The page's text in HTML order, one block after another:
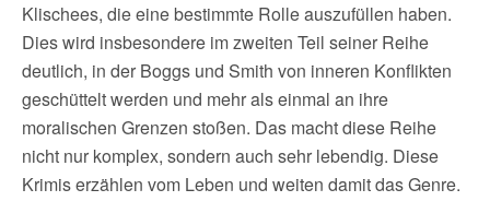
Klischees, die eine bestimmte Rolle auszufüllen haben.
Dies wird insbesondere im zweiten Teil seiner Reihe
deutlich, in der Boggs und Smith von inneren Konflikten
geschüttelt werden und mehr als einmal an ihre
moralischen Grenzen stoßen. Das macht diese Reihe
nicht nur komplex, sondern auch sehr lebendig. Diese
Krimis erzählen vom Leben und weiten damit das Genre.